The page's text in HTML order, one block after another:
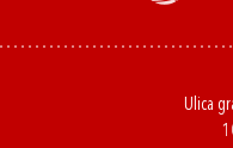
Ulica